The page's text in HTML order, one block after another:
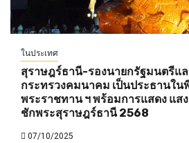
ในประเทศ
สุราษฎร์ธานี-รองนายกรัฐมนตรีแ
กระทรวงคมนาคม เป็นประธานใน
พระราชทาน ฯ พร้อมการแสดง แสง
ชักพระสุราษฎร์ธานี 2568
07/10/2025